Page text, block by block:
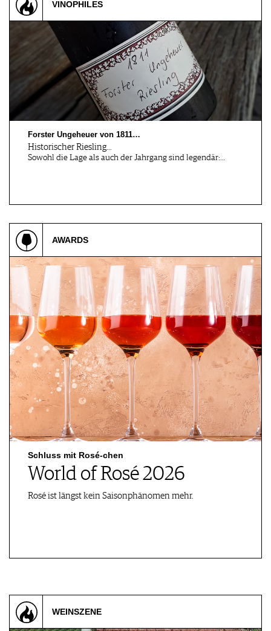
VINOPHILES
Forster Ungeheuer von 1811…
Historischer Riesling…
Sowohl die Lage als auch der Jahrgang sind legendär:…
AWARDS
Schluss mit Rosé-chen
World of Rosé 2026
Rosé ist längst kein Saisonphänomen mehr.
WEINSZENE